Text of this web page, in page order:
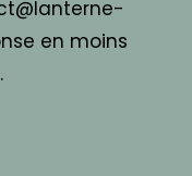
en moins